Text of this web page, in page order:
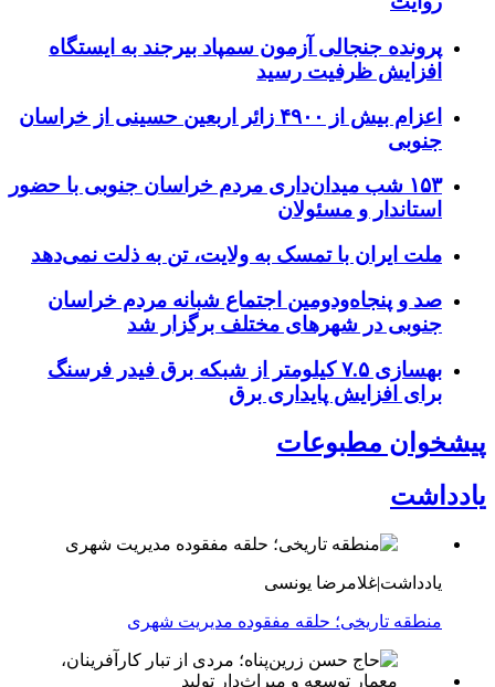
پرونده جنجالی آزمون سمپاد بیرجند به ایستگاه
افزایش ظرفیت رسید
اعزام بیش از ۴۹۰۰ زائر اربعین حسینی از خراسان
جنوبی
۱۵۳ شب میدان‌داری مردم خراسان جنوبی با حضور
استاندار و مسئولان
ملت ایران با تمسک به ولایت، تن به ذلت نمی‌دهد
صد و پنجاه‌ودومین اجتماع شبانه مردم خراسان
جنوبی در شهرهای مختلف برگزار شد
بهسازی ۷.۵ کیلومتر از شبکه برق فیدر فرسنگ
برای افزایش پایداری برق
پیشخوان مطبوعات
یادداشت
یادداشت|غلامرضا یونسی
منطقه تاریخی؛ حلقه مفقوده مدیریت شهری